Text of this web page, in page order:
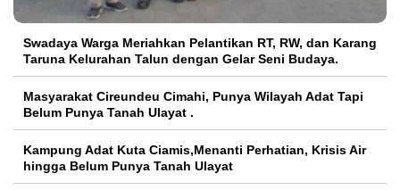
Swadaya Warga Meriahkan Pelantikan RT, RW, dan Karang
Taruna Kelurahan Talun dengan Gelar Seni Budaya.
Masyarakat Cireundeu Cimahi, Punya Wilayah Adat Tapi
Belum Punya Tanah Ulayat .
Kampung Adat Kuta Ciamis,Menanti Perhatian, Krisis Air
hingga Belum Punya Tanah Ulayat